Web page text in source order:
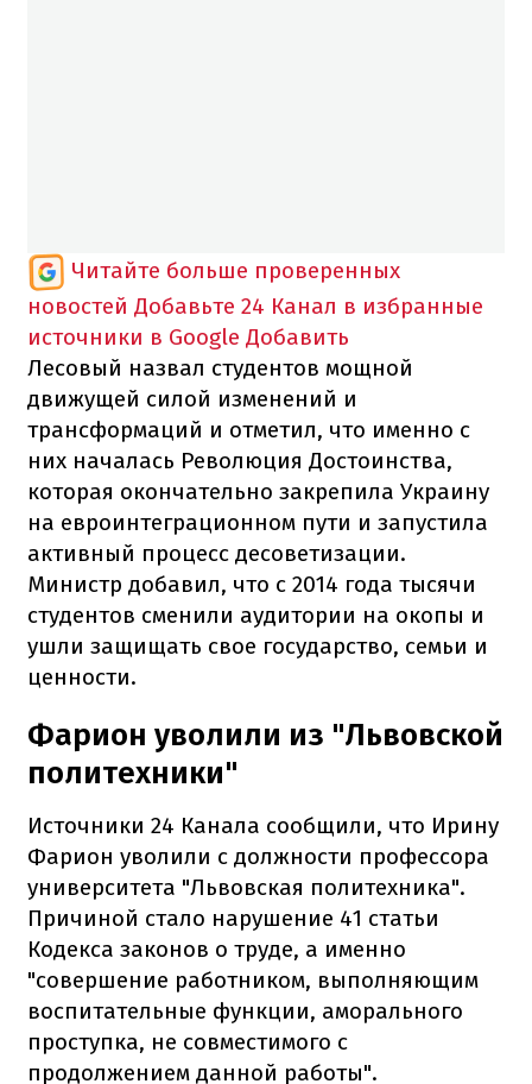
Читайте больше проверенных
новостей Добавьте 24 Канал в избранные
источники в Google Добавить
Лесовый назвал студентов мощной
движущей силой изменений и
трансформаций и отметил, что именно с
них началась Революция Достоинства,
которая окончательно закрепила Украину
на евроинтеграционном пути и запустила
активный процесс десоветизации.
Министр добавил, что с 2014 года тысячи
студентов сменили аудитории на окопы и
ушли защищать свое государство, семьи и
ценности.
Фарион уволили из "Львовской
политехники"
Источники 24 Канала сообщили, что Ирину
Фарион уволили с должности профессора
университета "Львовская политехника".
Причиной стало нарушение 41 статьи
Кодекса законов о труде, а именно
"совершение работником, выполняющим
воспитательные функции, аморального
проступка, не совместимого с
продолжением данной работы".